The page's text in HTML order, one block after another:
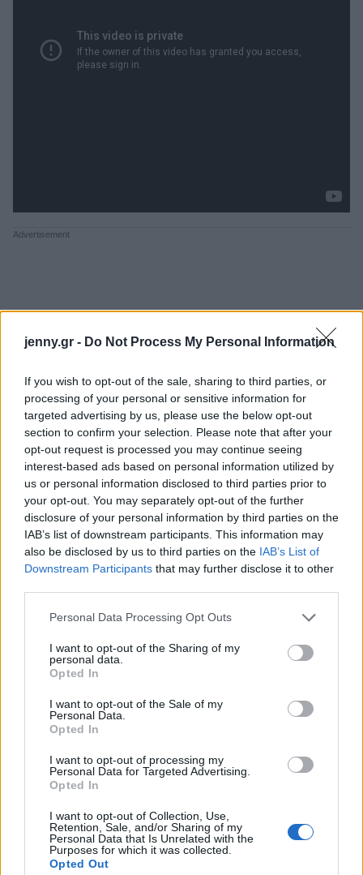
jenny.gr - Do Not Process My Personal Information
If you wish to opt-out of the sale, sharing to third parties, or
processing of your personal or sensitive information for
targeted advertising by us, please use the below opt-out
section to confirm your selection. Please note that after your
opt-out request is processed you may continue seeing
interest-based ads based on personal information utilized by
us or personal information disclosed to third parties prior to
your opt-out. You may separately opt-out of the further
disclosure of your personal information by third parties on the
IAB’s list of downstream participants. This information may
also be disclosed by us to third parties on the IAB’s List of
Downstream Participants that may further disclose it to other
Please note that this website/app uses one or more Google
not limited to your visit or usage behaviour. You may click to
grant or deny consent to Google and its third-party tags to
use your data for below specified purposes in below Google
consent section.
Personal Data Processing Opt Outs
I want to opt-out of the Sharing of my
personal data.
Opted In
I want to opt-out of the Sale of my
Personal Data.
Opted In
I want to opt-out of processing my
Personal Data for Targeted Advertising.
Opted In
I want to opt-out of Collection, Use,
Retention, Sale, and/or Sharing of my
Personal Data that Is Unrelated with the
Purposes for which it was collected.
Opted Out